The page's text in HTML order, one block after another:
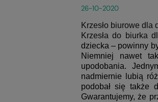
26-10-2020
Krzesło biurowe
Krzesła do biurka
dziecka – powinny
Niemniej nawet
upodobania.
nadmiernie lubią
podobał się także
Gwarantujemy, że